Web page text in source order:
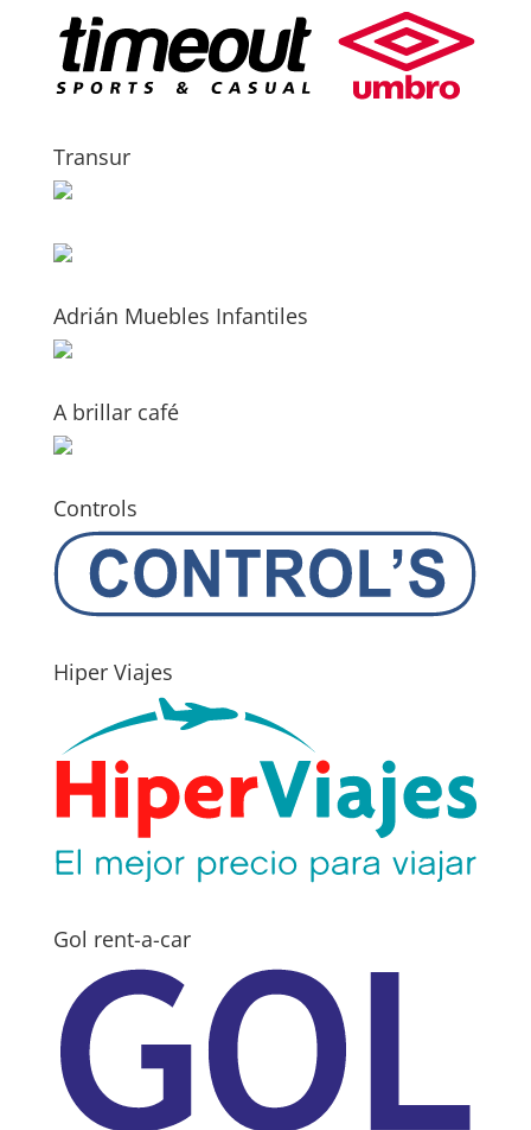
Transur
Adrián Muebles Infantiles
A brillar café
Controls
Hiper Viajes
Gol rent-a-car